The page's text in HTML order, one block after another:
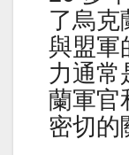
了烏克
與盟軍
力通常
蘭軍官
密切的